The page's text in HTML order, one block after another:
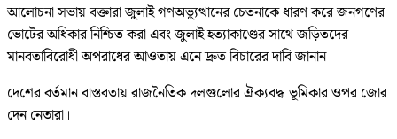
আলোচনা সভায় বক্তারা জুলাই গণঅভ্যুত্থানের চেতনাকে ধারণ করে জনগণের
ভোটের অধিকার নিশ্চিত করা এবং জুলাই হত্যাকাণ্ডের সাথে জড়িতদের
মানবতাবিরোধী অপরাধের আওতায় এনে দ্রুত বিচারের দাবি জানান।
দেশের বর্তমান বাস্তবতায় রাজনৈতিক দলগুলোর ঐক্যবদ্ধ ভূমিকার ওপর জোর
দেন নেতারা।